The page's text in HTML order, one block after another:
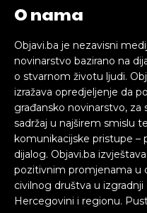
O nama
Objavi.ba je nezavisni
novinarstvo bazirano na
o stvarnom životu ljudi.
izražava opredjeljenje da
građansko novinarstvo, za
sadržaj u najširem smislu
komunikacijske pristupe –
dijalog. Objavi.ba
pozitivnim promjenama u
civilnog društva u
Hercegovini i regionu.